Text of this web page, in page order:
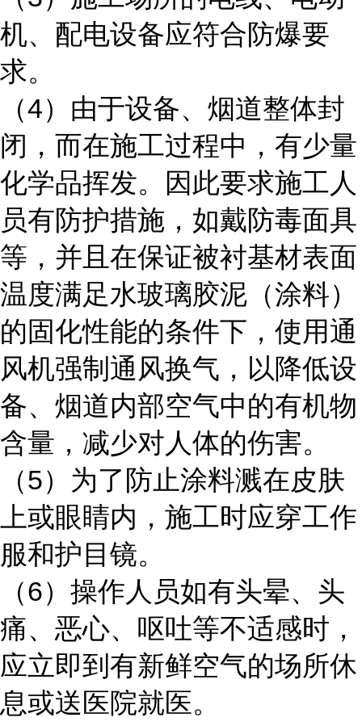
机、配电设备应符合防爆要
求。
（4）由于设备、烟道整体封
闭，而在施工过程中，有少量
化学品挥发。因此要求施工人
员有防护措施，如戴防毒面具
等，并且在保证被衬基材表面
温度满足水玻璃胶泥（涂料）
的固化性能的条件下，使用通
风机强制通风换气，以降低设
备、烟道内部空气中的有机物
含量，减少对人体的伤害。
（5）为了防止涂料溅在皮肤
上或眼睛内，施工时应穿工作
服和护目镜。
（6）操作人员如有头晕、头
痛、恶心、呕吐等不适感时，
应立即到有新鲜空气的场所休
息或送医院就医。